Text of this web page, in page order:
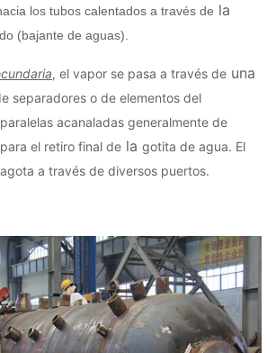
los tubos calentados a través de la
(bajante de aguas).
, el vapor se pasa a través de una
separadores o de elementos del
acanaladas generalmente de
el retiro final de la gotita de agua. El
a través de diversos puertos.